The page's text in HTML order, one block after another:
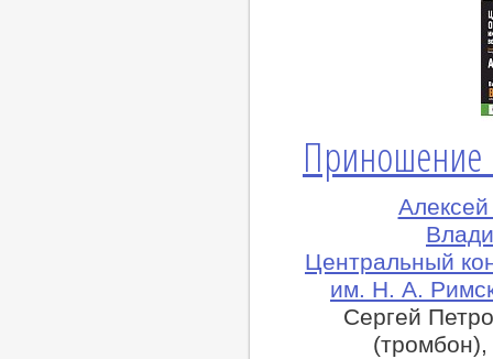
Приношение
Центральный
им. Н. А.
Сергей